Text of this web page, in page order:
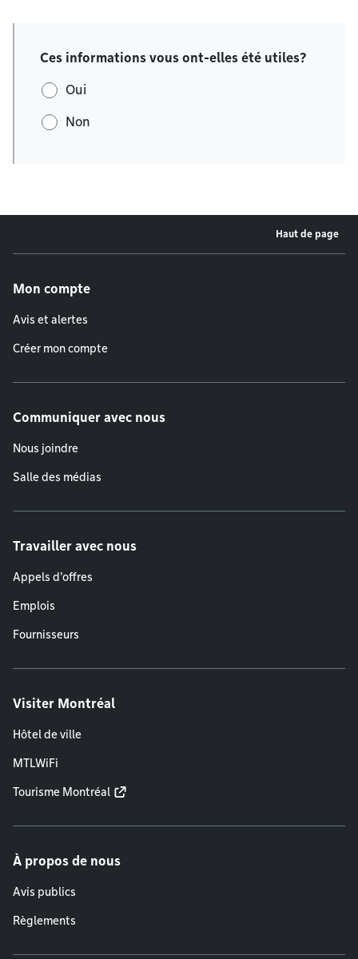
Ces informations vous ont-elles été utiles?
Oui
Non
Haut de page
Mon compte
Avis et alertes
Créer mon compte
Communiquer avec nous
Nous joindre
Salle des médias
Travailler avec nous
Appels d'offres
Emplois
Fournisseurs
Visiter Montréal
Hôtel de ville
MTLWiFi
Tourisme Montréal
À propos de nous
Avis publics
Règlements